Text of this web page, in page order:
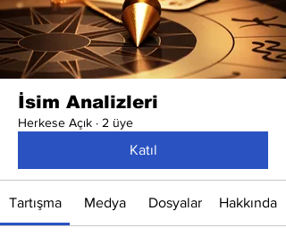
İsim Analizleri
Herkese Açık · 2 üye
Katıl
Tartışma Medya Dosyalar Hakkında